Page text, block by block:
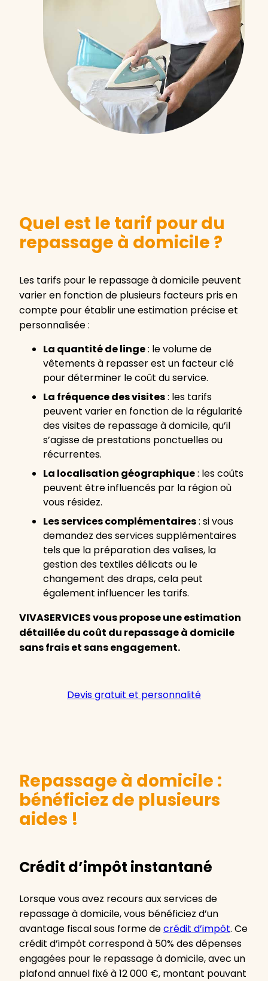
Quel est le tarif pour du
repassage à domicile ?
Les tarifs pour le repassage à domicile peuvent
varier en fonction de plusieurs facteurs pris en
compte pour établir une estimation précise et
personnalisée :
La quantité de linge: le volume de
vêtements à repasser est un facteur clé
pour déterminer le coût du service.
La fréquence des visites: les tarifs
peuvent varier en fonction de la régularité
des visites de repassage à domicile, qu’il
s’agisse de prestations ponctuelles ou
récurrentes.
La localisation géographique: les coûts
peuvent être influencés par la région où
vous résidez.
Les services complémentaires: si vous
demandez des services supplémentaires
tels que la préparation des valises, la
gestion des textiles délicats ou le
changement des draps, cela peut
également influencer les tarifs.
VIVASERVICES vous propose une estimation
détaillée du coût du repassage à domicile
sans frais et sans engagement.
Devis gratuit et personnalité
Repassage à domicile :
bénéficiez de plusieurs
aides !
Crédit d’impôt instantané
Lorsque vous avez recours aux services de
repassage à domicile, vous bénéficiez d’un
avantage fiscal sous forme decrédit d’impôt. Ce
crédit d’impôt correspond à 50% des dépenses
engagées pour le repassage à domicile, avec un
plafond annuel fixé à 12 000 €, montant pouvant